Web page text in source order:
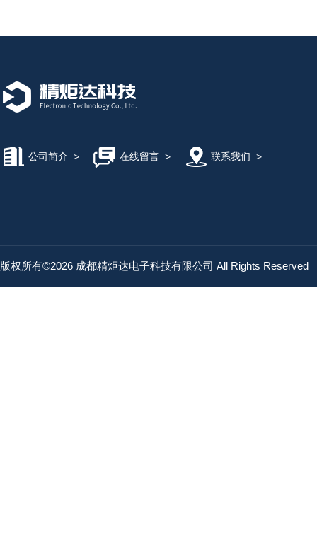
公司简介 > 在线留言> 联系我们 >
版权所有©2026 成都精炬达电子科技有限公司 All Rights Reserved